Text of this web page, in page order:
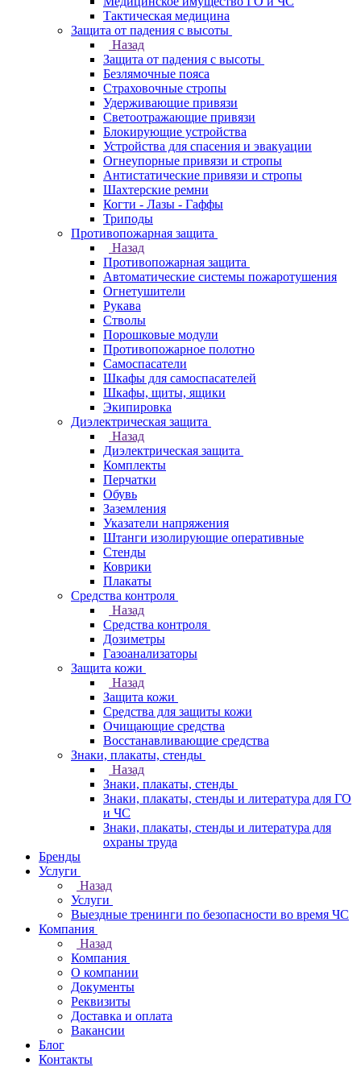
Тактическая медицина
Защита от падения с высоты
Назад
Защита от падения с высоты
Безлямочные пояса
Страховочные стропы
Удерживающие привязи
Светоотражающие привязи
Блокирующие устройства
Устройства для спасения и эвакуации
Огнеупорные привязи и стропы
Антистатические привязи и стропы
Шахтерские ремни
Когти - Лазы - Гаффы
Триподы
Противопожарная защита
Назад
Противопожарная защита
Автоматические системы пожаротушения
Огнетушители
Рукава
Стволы
Порошковые модули
Противопожарное полотно
Самоспасатели
Шкафы для самоспасателей
Шкафы, щиты, ящики
Экипировка
Диэлектрическая защита
Назад
Диэлектрическая защита
Комплекты
Перчатки
Обувь
Заземления
Указатели напряжения
Штанги изолирующие оперативные
Стенды
Коврики
Плакаты
Средства контроля
Назад
Средства контроля
Дозиметры
Газоанализаторы
Защита кожи
Назад
Защита кожи
Средства для защиты кожи
Очищающие средства
Восстанавливающие средства
Знаки, плакаты, стенды
Назад
Знаки, плакаты, стенды
Знаки, плакаты, стенды и литература для ГО
и ЧС
Знаки, плакаты, стенды и литература для
охраны труда
Бренды
Услуги
Назад
Услуги
Выездные тренинги по безопасности во время ЧС
Компания
Назад
Компания
О компании
Документы
Реквизиты
Доставка и оплата
Вакансии
Блог
Контакты